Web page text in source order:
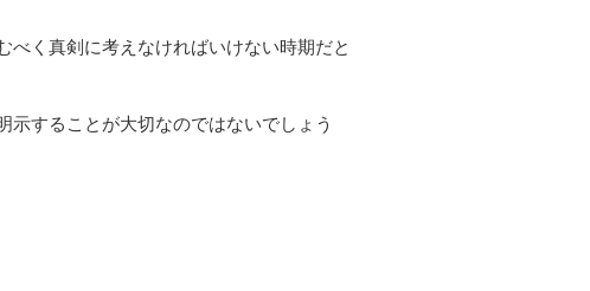
べく真剣に考えなければいけない時期だと
することが大切なのではないでしょう